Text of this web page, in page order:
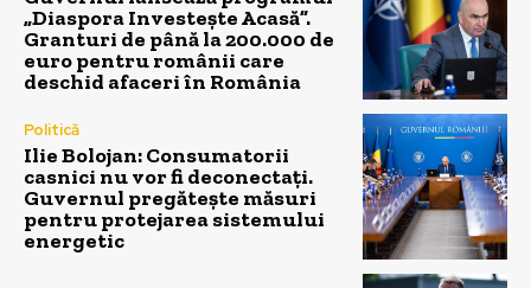
„Diaspora Investește Acasă”.
Granturi de până la 200.000 de
euro pentru românii care
deschid afaceri în România
Politică
Ilie Bolojan: Consumatorii
casnici nu vor fi deconectați.
Guvernul pregătește măsuri
pentru protejarea sistemului
energetic